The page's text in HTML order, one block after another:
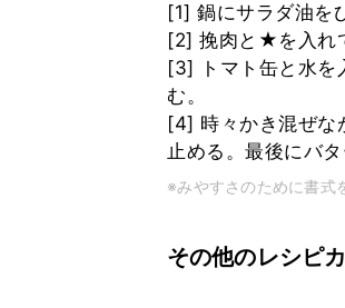
[1] 鍋にサラダ油を
[2] 挽肉と★を入れ
[3] トマト缶と水を
む。
[4] 時々かき混ぜな
止める。最後にバタ
※みやすさのために書式
その他のレシピ